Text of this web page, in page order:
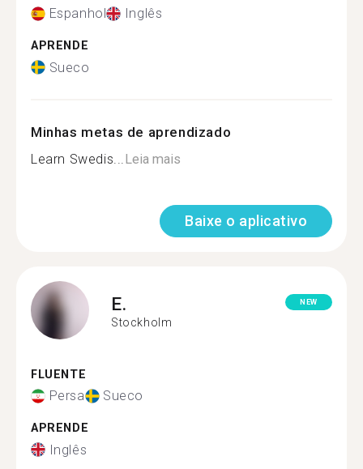
Espanhol Inglês
APRENDE
Sueco
Minhas metas de aprendizado
Learn Swedis... Leia mais
Baixe o aplicativo
E.
Stockholm
NEW
FLUENTE
Persa Sueco
APRENDE
Inglês